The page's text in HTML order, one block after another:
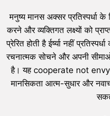
मनुष्य मानस अक्सर प्रतिस्पर्धा के
करने और व्यक्तिगत लक्ष्यों को
प्रेरित होती है ईर्ष्या नहीं
रचनात्मक सोचने और अपनी
है। यह cooperate not envy
मानसिकता आत्म-सुधार और